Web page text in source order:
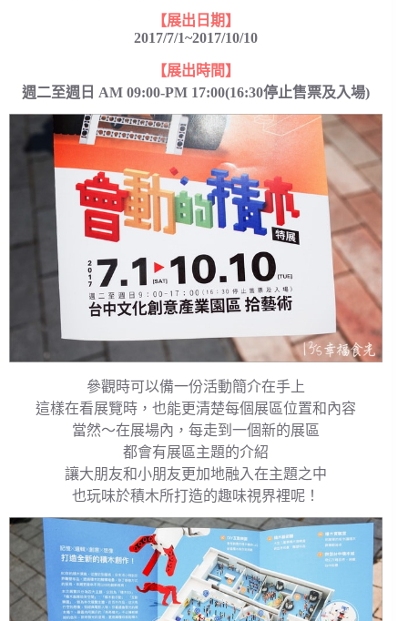
【展出日期】
2017/7/1~2017/10/10
【展出時間】
週二至週日 AM 09:00-PM 17:00(16:30停止售票及入場)
參觀時可以備一份活動簡介在手上
這樣在看展覽時，也能更清楚每個展區位置和內容
當然～在展場內，每走到一個新的展區
都會有展區主題的介紹
讓大朋友和小朋友更加地融入在主題之中
也玩味於積木所打造的趣味視界裡呢！